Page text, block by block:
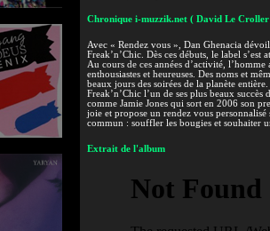
Chronique i-muzzik.net ( David Le Croller
Avec « Rendez vous », Dan Ghenacia
Freak’n’Chic. Dès ces débuts, le label
Au cours de ces années d’activité,
enthousiastes et heureuses. Des noms et
beaux jours des soirées de la planète
Freak’n’Chic l’un de ses plus beaux
comme Jamie Jones qui sort en 2006 son
joie et propose un rendez vous
commun : souffler les bougies et souhaiter
Extrait de l'album